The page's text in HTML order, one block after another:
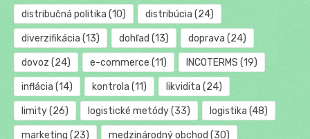
distribučná politika (10) distribúcia (24)
diverzifikácia (13) dohľad (13) doprava (24)
dovoz (24) e-commerce (11) INCOTERMS (19)
inflácia (14) kontrola (11) likvidita (24)
limity(26) logistické metódy(33) logistika (48)
marketing (23) medzinárodný obchod (30)